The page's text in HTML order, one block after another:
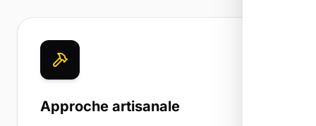
Approche artisanale